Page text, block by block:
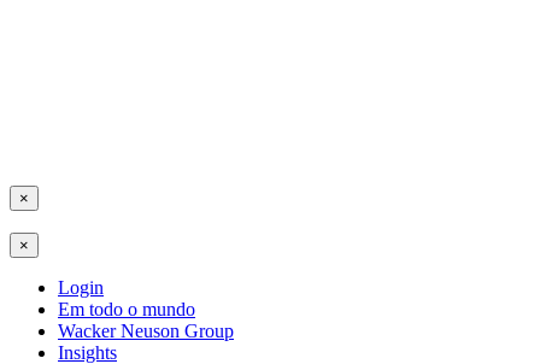
×
×
Login
Em todo o mundo
Wacker Neuson Group
Insights